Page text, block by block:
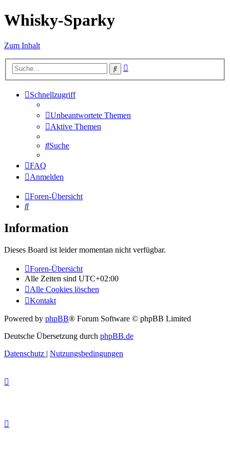
Whisky-Sparky
Zum Inhalt
Suche
Schnellzugriff
Unbeantwortete Themen
Aktive Themen
Suche
FAQ
Anmelden
Foren-Übersicht
Suche
Information
Dieses Board ist leider momentan nicht verfügbar.
Foren-Übersicht
Alle Zeiten sind UTC+02:00
Alle Cookies löschen
Kontakt
Powered by phpBB® Forum Software © phpBB Limited
Deutsche Übersetzung durch phpBB.de
Datenschutz | Nutzungsbedingungen